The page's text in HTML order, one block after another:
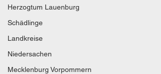
Herzogtum Lauenburg
Schädlinge
Landkreise
Niedersachen
Mecklenburg Vorpommern